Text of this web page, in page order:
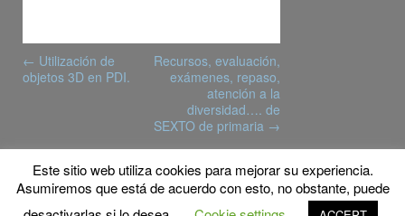
navigation
← Utilización de
objetos 3D en PDI.
Recursos, evaluación,
exámenes, repaso,
atención a la
diversidad…. de
SEXTO de primaria →
© Copyright 2015 MyFPschool
Proudly powered by WordPress
Theme: Gridster by
Este sitio web utiliza cookies para mejorar su experiencia.
Asumiremos que está de acuerdo con esto, no obstante, puede